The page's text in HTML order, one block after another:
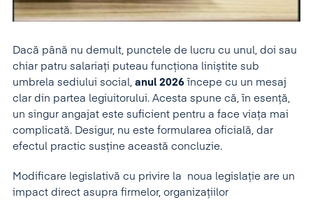
Dacă până nu demult, punctele de lucru cu unul, doi sau
chiar patru salariați puteau funcționa liniștite sub
umbrela sediului social, anul 2026 începe cu un mesaj
clar din partea legiuitorului. Acesta spune că, în esență,
un singur angajat este suficient pentru a face viața mai
complicată. Desigur, nu este formularea oficială, dar
efectul practic susține această concluzie.
Modificare legislativă cu privire la noua legislație are un
impact direct asupra firmelor, organizațiilor